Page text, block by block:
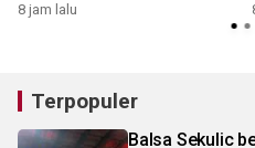
8 jam lalu
Terpopuler
Balsa Sekulic